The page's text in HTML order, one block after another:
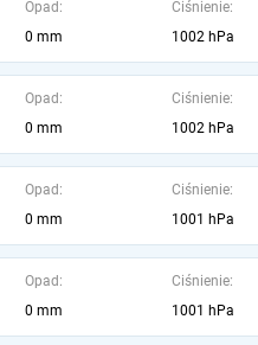
Opad:
0 mm
Ciśnienie:
1002 hPa
Opad:
0 mm
Ciśnienie:
1002 hPa
Opad:
0 mm
Ciśnienie:
1001 hPa
Opad:
0 mm
Ciśnienie:
1001 hPa